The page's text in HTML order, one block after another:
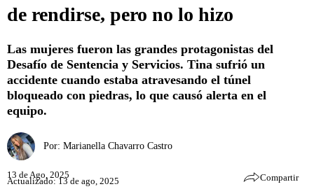
de rendirse, pero no lo hizo
Las mujeres fueron las grandes protagonistas del
Desafío de Sentencia y Servicios. Tina sufrió un
accidente cuando estaba atravesando el túnel
bloqueado con piedras, lo que causó alerta en el
equipo.
Por: Marianella Chavarro Castro
13 de Ago, 2025
Actualizado: 13 de ago, 2025 Compartir